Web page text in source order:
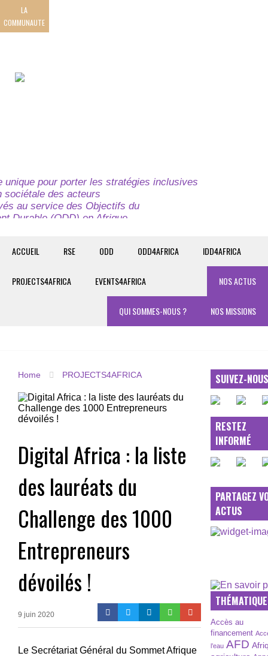
LA
COMMUNAUTE
unique pour porter les stratégies inclusives
sociétale des acteurs
au service des Objectifs du
Durable (ODD) en Afrique.
ACCUEIL RSE ODD ODD4AFRICA IDD4AFRICA
PROJECTS4AFRICA EVENTS4AFRICA NOS ACTUS
NOS MISSIONS
QUI SOMMES-NOUS ?
Home PROJECTS4AFRICA
Digital Africa : la liste
des lauréats du
Challenge des 1000
Entrepreneurs
dévoilés !
9 juin 2020
Le Secrétariat Général du Sommet Afrique
SUIVEZ-
RESTEZ
INFORMÉ
PARTAGEZ
ACTUS
Accès au
financement
l’eau AFD